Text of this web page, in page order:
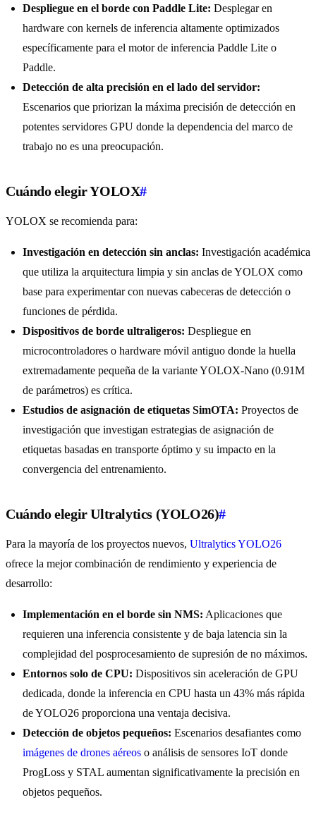
Despliegue en el borde con Paddle Lite: Desplegar en
hardware con kernels de inferencia altamente optimizados
específicamente para el motor de inferencia Paddle Lite o
Paddle.
Detección de alta precisión en el lado del servidor:
Escenarios que priorizan la máxima precisión de detección en
potentes servidores GPU donde la dependencia del marco de
trabajo no es una preocupación.
Cuándo elegir YOLOX#
YOLOX se recomienda para:
Investigación en detección sin anclas: Investigación académica
que utiliza la arquitectura limpia y sin anclas de YOLOX como
base para experimentar con nuevas cabeceras de detección o
funciones de pérdida.
Dispositivos de borde ultraligeros: Despliegue en
microcontroladores o hardware móvil antiguo donde la huella
extremadamente pequeña de la variante YOLOX-Nano (0.91M
de parámetros) es crítica.
Estudios de asignación de etiquetas SimOTA: Proyectos de
investigación que investigan estrategias de asignación de
etiquetas basadas en transporte óptimo y su impacto en la
convergencia del entrenamiento.
Cuándo elegir Ultralytics (YOLO26)#
Para la mayoría de los proyectos nuevos, Ultralytics YOLO26
ofrece la mejor combinación de rendimiento y experiencia de
desarrollo:
Implementación en el borde sin NMS: Aplicaciones que
requieren una inferencia consistente y de baja latencia sin la
complejidad del posprocesamiento de supresión de no máximos.
Entornos solo de CPU: Dispositivos sin aceleración de GPU
dedicada, donde la inferencia en CPU hasta un 43% más rápida
de YOLO26 proporciona una ventaja decisiva.
Detección de objetos pequeños: Escenarios desafiantes como
imágenes de drones aéreos o análisis de sensores IoT donde
ProgLoss y STAL aumentan significativamente la precisión en
objetos pequeños.